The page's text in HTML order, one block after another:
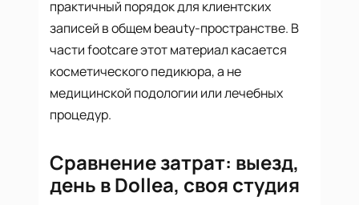
практичный порядок для клиентских
записей в общем beauty-пространстве. В
части footcare этот материал касается
косметического педикюра, а не
медицинской подологии или лечебных
процедур.
Сравнение затрат: выезд,
день в Dollea, своя студия